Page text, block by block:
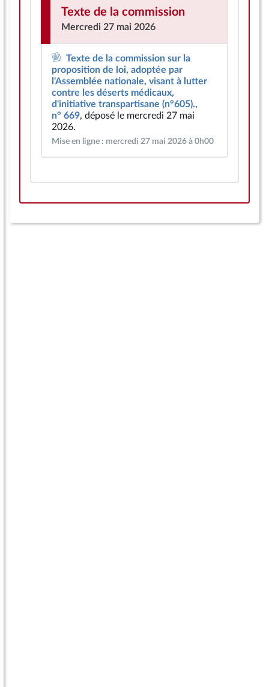
Texte de la commission
Mercredi 27 mai 2026
Texte de la commission sur la
proposition de loi, adoptée par
l'Assemblée nationale, visant à lutter
contre les déserts médicaux,
d'initiative transpartisane (n°605).,
n° 669, déposé le mercredi 27 mai
2026.
Mise en ligne : mercredi 27 mai 2026 à 0h00